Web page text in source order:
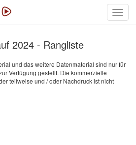
2024 - Rangliste
und das weitere Datenmaterial sind nur für
Verfügung gestellt. Die kommerzielle
teilweise und / oder Nachdruck ist nicht